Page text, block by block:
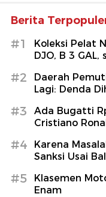
Berita
#1
Koleksi Pelat
DJO, B 3 GAL,
#2
Daerah
Lagi: Denda
#3
Ada Bugatti
Cristiano
#4
Karena
Sanksi Usai
#5
Klasemen
Enam